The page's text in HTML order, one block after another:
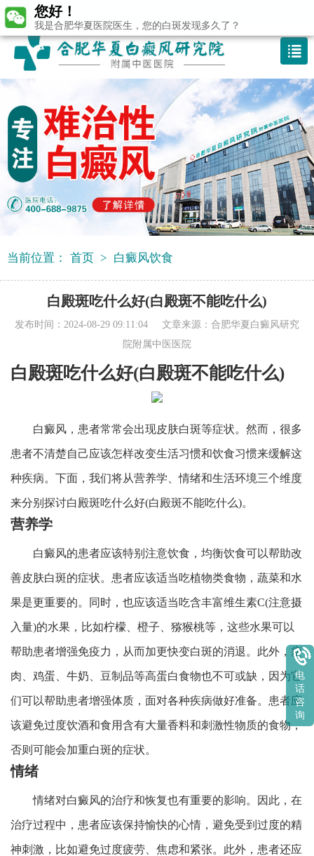
当前位置： 首页 > 白癜风饮食
白殿斑吃什么好(白殿斑不能吃什么)
发布时间：2024-08-29 09:11:04 文章来源： 合肥华夏白癜风研究
院附属中医医院
白殿斑吃什么好(白殿斑不能吃什么)
白癜风，患者常常会出现皮肤白斑等症状。然而，很多
患者不清楚自己应该怎样改变生活习惯和饮食习惯来缓解这
种疾病。下面，我们将从营养学、情绪和生活环境三个维度
来分别探讨白殿斑吃什么好(白殿斑不能吃什么)。
营养学
白癜风的患者应该特别注意饮食，均衡饮食可以帮助改
善皮肤白斑的症状。患者应该适当吃植物类食物，蔬菜和水
果是更重要的。同时，也应该适当吃含丰富维生素C(注意摄
入量)的水果，比如柠檬、橙子、猕猴桃等，这些水果可以
帮助患者增强免疫力，从而加更快变白斑的消退。此外，瘦
肉、鸡蛋、牛奶、豆制品等高蛋白食物也不可或缺，因为它
们可以帮助患者增强体质，面对各种疾病做好准备。患者应
该避免过度饮酒和食用含有大量香料和刺激性物质的食物，
否则可能会加重白斑的症状。
情绪
情绪对白癜风的治疗和恢复也有重要的影响。因此，在
治疗过程中，患者应该保持愉快的心情，避免受到过度的精
神刺激，比如避免过度疲劳、焦虑和紧张。此外，患者还应
电
话
咨
询
您好！
我是合肥华夏医院医生，您的白斑发现多久了？